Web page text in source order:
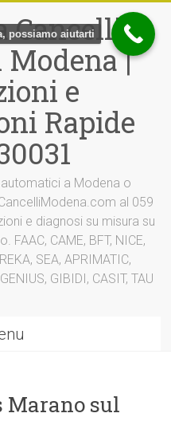
Cancelli
|
e
Rapide
a Modena o
al 059
e diagnosi su misura su
CAME, BFT, NICE,
SEA, APRIMATIC,
GIBIDI, CASIT, TAU
Marano sul
possiamo aiutarti